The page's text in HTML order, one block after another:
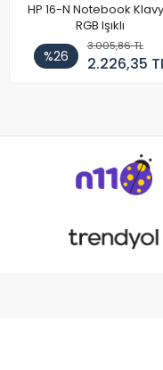
HP 16-N Notebook
RGB Işıklı
%26
3.005,86 TL
2.226,35